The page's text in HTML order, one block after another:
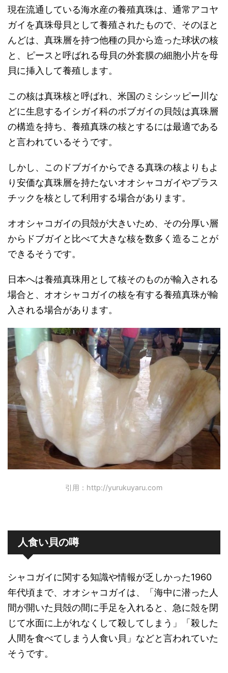
現在流通している海水産の養殖真珠は、通常アコヤ
ガイを真珠母貝として養殖されたもので、そのほと
んどは、真珠層を持つ他種の貝から造った球状の核
と、ピースと呼ばれる母貝の外套膜の細胞小片を母
貝に挿入して養殖します。
この核は真珠核と呼ばれ、米国のミシシッピー川な
どに生息するイシガイ科のボブガイの貝殻は真珠層
の構造を持ち、養殖真珠の核とするには最適である
と言われているそうです。
しかし、このドブガイからできる真珠の核よりもよ
り安価な真珠層を持たないオオシャコガイやプラス
チックを核として利用する場合があります。
オオシャコガイの貝殻が大きいため、その分厚い層
からドブガイと比べて大きな核を数多く造ることが
できるそうです。
日本へは養殖真珠用として核そのものが輸入される
場合と、オオシャコガイの核を有する養殖真珠が輸
入される場合があります。
引用：http://yurukuyaru.com
人食い貝の噂
シャコガイに関する知識や情報が乏しかった1960
年代頃まで、オオシャコガイは、「海中に潜った人
間が開いた貝殻の間に手足を入れると、急に殻を閉
じて水面に上がれなくして殺してしまう」「殺した
人間を食べてしまう人食い貝」などと言われていた
そうです。